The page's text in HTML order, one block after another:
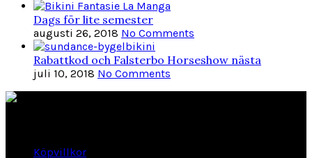
Dags för lite semester
augusti 26, 2018 No Comments
Rabattkod och Falsterbo Horseshow nästa
juli 10, 2018 No Comments
Köpvillkor